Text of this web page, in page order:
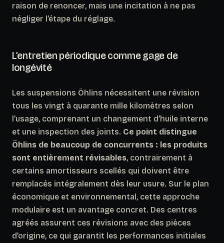
raison de renoncer, mais une incitation à ne pas
négliger l’étape du réglage.
L’entretien périodique comme gage de
longévité
Les suspensions Öhlins nécessitent une révision
tous les vingt à quarante mille kilomètres selon
l’usage, comprenant un changement d’huile interne
et une inspection des joints. Ce point distingue
Öhlins de beaucoup de concurrents : les produits
sont entièrement révisables, contrairement à
certains amortisseurs scellés qui doivent être
remplacés intégralement dès leur usure. Sur le plan
économique et environnemental, cette approche
modulaire est un avantage concret. Des centres
agréés assurent ces révisions avec des pièces
d’origine, ce qui garantit les performances initiales